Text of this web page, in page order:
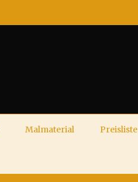
Malmaterial Preisliste